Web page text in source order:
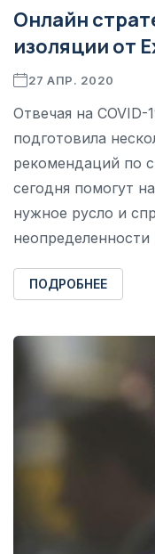
Онлайн
изоляции от
27 АПР. 2020
Отвечая на COVID-
подготовила
рекомендаций по
сегодня помогут
нужное русло и
неопределенности
ПОДРОБНЕЕ